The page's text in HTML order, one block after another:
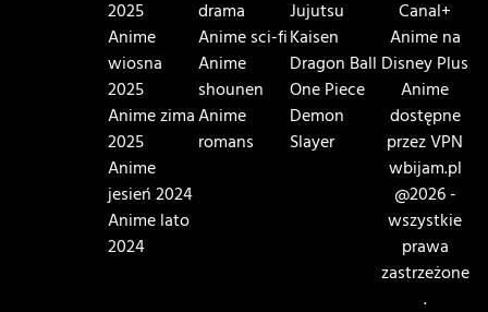
2025
Anime
wiosna
2025
Anime zima
2025
Anime
jesień 2024
Anime lato
2024
drama
Anime sci-fi
Anime
shounen
Anime
romans
Jujutsu
Kaisen
Dragon Ball
One Piece
Demon
Slayer
Canal+
Anime na
Disney Plus
Anime
dostępne
przez VPN
wbijam.pl
@2026 -
wszystkie
prawa
zastrzeżone
.